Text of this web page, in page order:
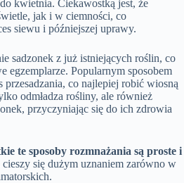
kwietnia. Ciekawostką jest, że
jak i w ciemności, co
siewu i późniejszej uprawy.
sadzonek z już istniejących roślin, co
egzemplarze. Popularnym sposobem
przesadzania, co najlepiej robić wiosną
odmładza rośliny, ale również
przyczyniając się do ich zdrowia
te sposoby rozmnażania są proste i
się dużym uznaniem zarówno w